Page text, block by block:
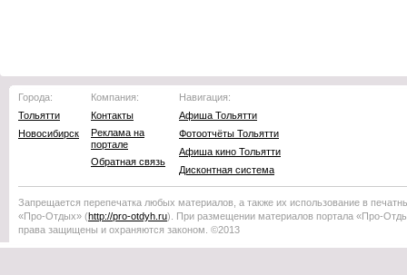
Города:
Тольятти
Новосибирск
Компания:
Контакты
Реклама на
портале
Обратная связь
Навигация:
Афиша Тольятти
Фотоотчёты Тольятти
Афиша кино Тольятти
Дисконтная система
Запрещается перепечатка любых материалов, а также их использование в
«Про-Отдых» (http://pro-otdyh .ru). При размещении материалов портала «Про-
права защищены и охраняются законом. ©2013